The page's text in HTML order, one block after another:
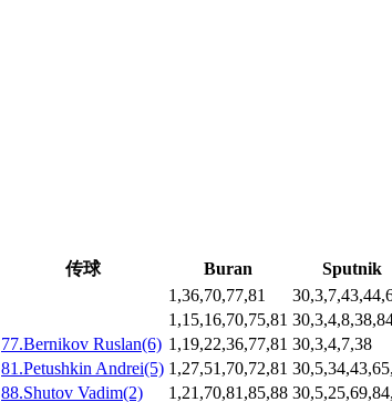
传球 Buran
Sputnik
1,36,70,77,81
1,15,16,70,75,81
77.Bernikov Ruslan(6) 1,19,22,36,77,81 30,3,4,7,38
81.Petushkin Andrei(5) 1,27,51,70,72,81
88.Shutov Vadim(2) 1,21,70,81,85,88